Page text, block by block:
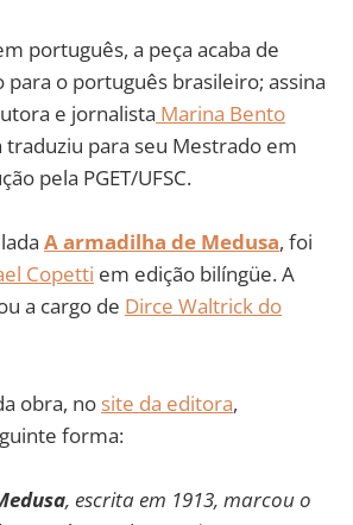
português, a peça acaba de
o português brasileiro; assina
e jornalista Marina Bento
traduziu para seu Mestrado em
pela PGET/UFSC.
A armadilha de Medusa, foi
Copetti em edição bilíngüe. A
a cargo de Dirce Waltrick do
obra, no site da editora,
forma:
, escrita em 1913, marcou o